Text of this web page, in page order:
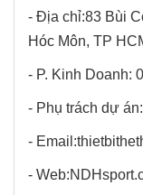
- Địa chỉ:83 Bùi
Hóc Môn, TP
- P. Kinh Doanh:
- Phụ trách dự
-
-